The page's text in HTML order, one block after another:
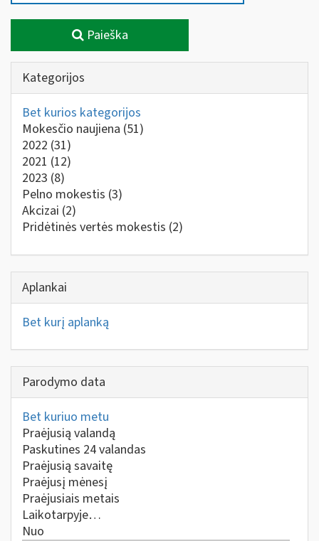
Paieška
Kategorijos
Bet kurios kategorijos
Mokesčio naujiena (51)
2022 (31)
2021 (12)
2023 (8)
Pelno mokestis (3)
Akcizai (2)
Pridėtinės vertės mokestis (2)
Aplankai
Bet kurį aplanką
Parodymo data
Bet kuriuo metu
Praėjusią valandą
Paskutines 24 valandas
Praėjusią savaitę
Praėjusį mėnesį
Praėjusiais metais
Laikotarpyje…
Nuo